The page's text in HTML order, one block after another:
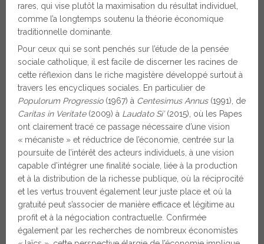
rares, qui vise plutôt la maximisation du résultat individuel,
comme l’a longtemps soutenu la théorie économique
traditionnelle dominante.
Pour ceux qui se sont penchés sur l’étude de la pensée
sociale catholique, il est facile de discerner les racines de
cette réflexion dans le riche magistère développé surtout à
travers les encycliques sociales. En particulier de
Populorum Progressio(1967) à Centesimus Annus(1991), de
Caritas in Veritate(2009) à Laudato Si’(2015), où les Papes
ont clairement tracé ce passage nécessaire d’une vision
« mécaniste » et réductrice de l’économie, centrée sur la
poursuite de l’intérêt des acteurs individuels, à une vision
capable d’intégrer une finalité sociale, liée à la production
et à la distribution de la richesse publique, où la réciprocité
et les vertus trouvent également leur juste place et où la
gratuité peut s’associer de manière efficace et légitime au
profit et à la négociation contractuelle. Confirmée
également par les recherches de nombreux économistes